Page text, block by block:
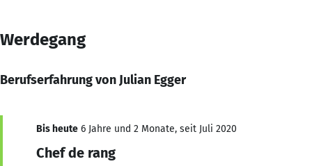
Werdegang
Berufserfahrung von Julian Egger
Bis heute 6 Jahre und 2 Monate, seit Juli 2020
Chef de rang